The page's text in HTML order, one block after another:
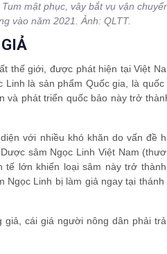
mật phục, vây bắt vụ vận
vào năm 2021. Ảnh: QLTT.
thế giới, được phát hiện tại Việt
là sản phẩm Quốc gia, là quốc
phát triển quốc bảo này trở
với nhiều khó khăn do vấn đề
sâm Ngọc Linh Việt Nam
lớn khiến loại sâm này trở
Linh bị làm giả ngay tại thánh
cái giá người nông dân phải